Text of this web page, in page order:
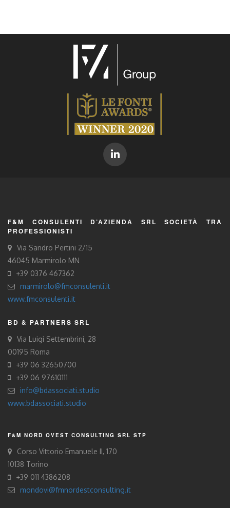
F&M CONSULENTI D’AZIENDA SRL SOCIETÀ TRA
PROFESSIONISTI
Via Sandro Pertini 2/15
46045 Marmirolo MN
+39 0376 467362
marmirolo@fmconsulenti.it
www.fmconsulenti.it
BD & PARTNERS SRL
Via Luigi Settembrini, 28
00195 Roma
+39 06 32650700
+39 06 97610111
info@bdassociati.studio
www.bdassociati.studio
F&M NORD OVEST CONSULTING SRL STP
Corso Vittorio Emanuele II, 170
10138 Torino
+39 011 4386208
mondovi@fmnordestconsulting.it